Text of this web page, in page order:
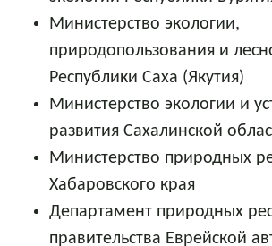
Министерство экологии,
природопользования и
Республики Саха (Якутия)
Министерство экологии и
развития Сахалинской
Министерство природных
Хабаровского края
Департамент природных
правительства Еврейской